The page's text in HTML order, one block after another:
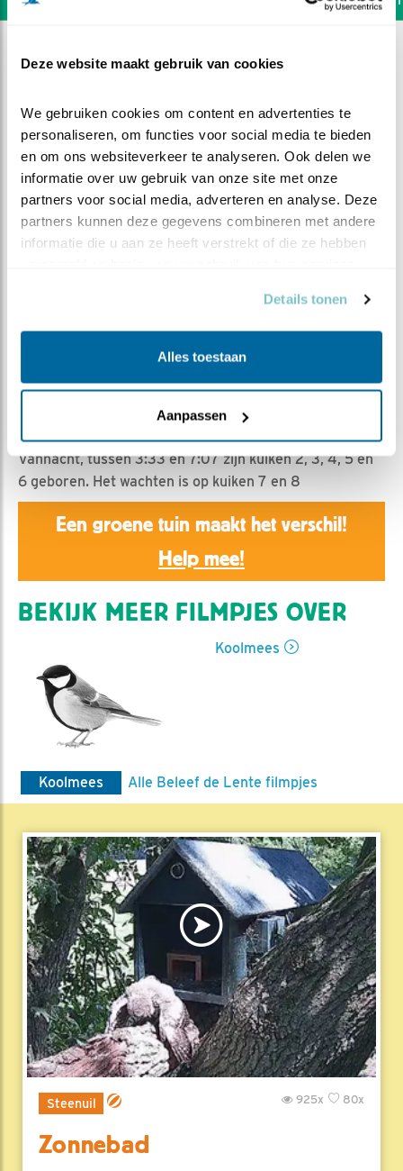
Deze website maakt gebruik van cookies
We gebruiken cookies om content en advertenties te
personaliseren, om functies voor social media te bieden
en om ons websiteverkeer te analyseren. Ook delen we
informatie over uw gebruik van onze site met onze
partners voor social media, adverteren en analyse. Deze
partners kunnen deze gegevens combineren met andere
informatie die u aan ze heeft verstrekt of die ze hebben
Details tonen
Alles toestaan
Aanpassen
Vijf kuikens erbij (nestkast2)
Vannacht, tussen 3:33 en 7:07 zijn kuiken 2, 3, 4, 5 en
6 geboren. Het wachten is op kuiken 7 en 8
Een groene tuin maakt het verschil!
Help mee!
BEKIJK MEER FILMPJES OVER
Koolmees
Koolmees Alle Beleef de Lente filmpjes
Steenuil 80x
925x
Zonnebad